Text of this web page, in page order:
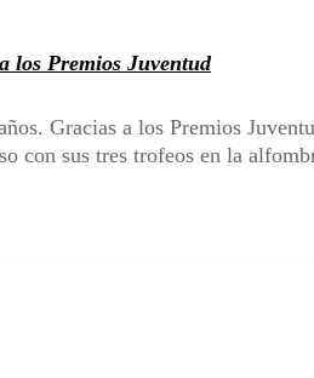
los Premios Juventud
Gracias a los Premios
con sus tres trofeos en la